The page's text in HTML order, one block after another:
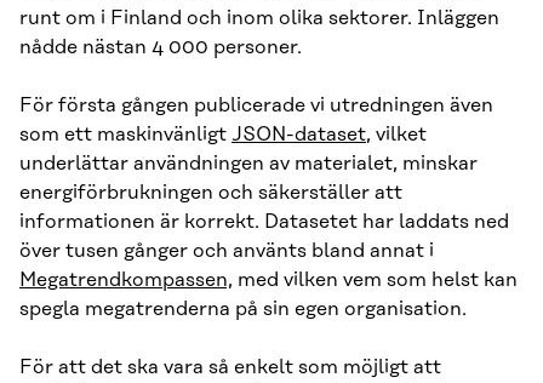
runt om i Finland och inom olika sektorer. Inläggen
nådde nästan 4 000 personer.
För första gången publicerade vi utredningen även
som ett maskinvänligt JSON-dataset, vilket
underlättar användningen av materialet, minskar
energiförbrukningen och säkerställer att
informationen är korrekt. Datasetet har laddats ned
över tusen gånger och använts bland annat i
Megatrendkompassen, med vilken vem som helst kan
spegla megatrenderna på sin egen organisation.
För att det ska vara så enkelt som möjligt att